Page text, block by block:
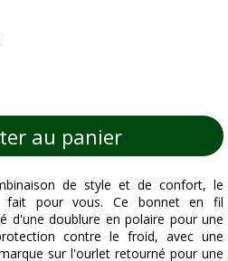
au panier
de style et de confort, le
fait pour vous. Ce bonnet en fil
d'une doublure en polaire pour une
contre le froid, avec une
sur l'ourlet retourné pour une